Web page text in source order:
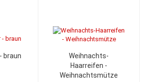
braun
Weihnachts-
Haarreifen -
Weihnachtsmütze